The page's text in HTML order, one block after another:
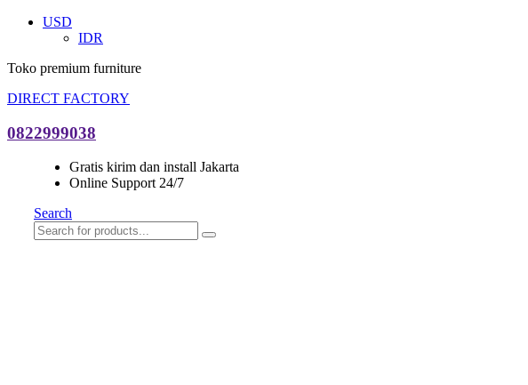
USD
IDR
Toko premium furniture
DIRECT FACTORY
0822999038
Gratis kirim dan install Jakarta
Online Support 24/7
Search